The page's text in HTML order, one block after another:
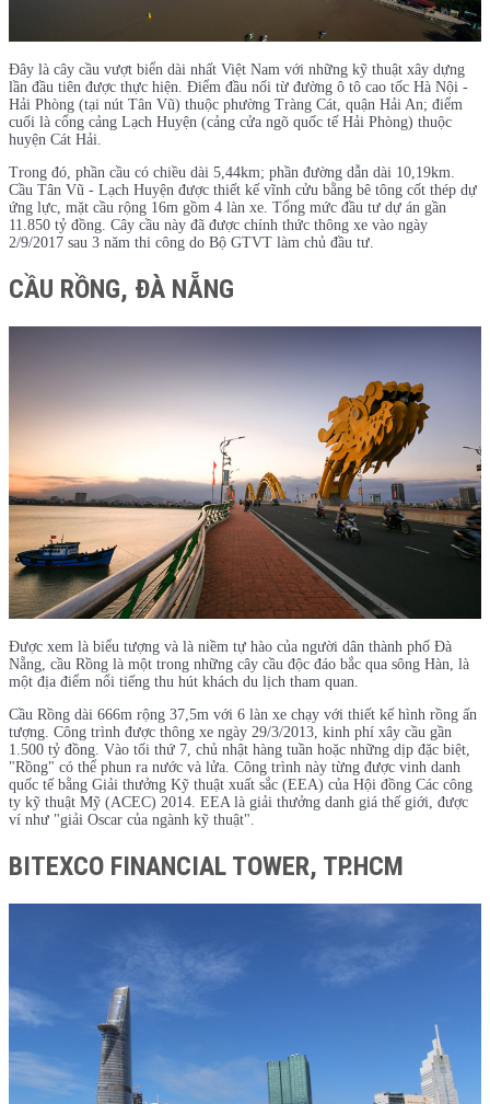
Đây là cây cầu vượt biển dài nhất Việt Nam với những kỹ thuật xây dựng
lần đầu tiên được thực hiện. Điểm đầu nối từ đường ô tô cao tốc Hà Nội -
Hải Phòng (tại nút Tân Vũ) thuộc phường Tràng Cát, quận Hải An; điểm
cuối là cổng cảng Lạch Huyện (cảng cửa ngõ quốc tế Hải Phòng) thuộc
huyện Cát Hải.
Trong đó, phần cầu có chiều dài 5,44km; phần đường dẫn dài 10,19km.
Cầu Tân Vũ - Lạch Huyện được thiết kế vĩnh cửu bằng bê tông cốt thép dự
ứng lực, mặt cầu rộng 16m gồm 4 làn xe. Tổng mức đầu tư dự án gần
11.850 tỷ đồng. Cây cầu này đã được chính thức thông xe vào ngày
2/9/2017 sau 3 năm thi công do Bộ GTVT làm chủ đầu tư.
CẦU RỒNG, ĐÀ NẴNG
Được xem là biểu tượng và là niềm tự hào của người dân thành phố Đà
Nẵng, cầu Rồng là một trong những cây cầu độc đáo bắc qua sông Hàn, là
một địa điểm nổi tiếng thu hút khách du lịch tham quan.
Cầu Rồng dài 666m rộng 37,5m với 6 làn xe chạy với thiết kế hình rồng ấn
tượng. Công trình được thông xe ngày 29/3/2013, kinh phí xây cầu gần
1.500 tỷ đồng. Vào tối thứ 7, chủ nhật hàng tuần hoặc những dịp đặc biệt,
"Rồng" có thể phun ra nước và lửa. Công trình này từng được vinh danh
quốc tế bằng Giải thưởng Kỹ thuật xuất sắc (EEA) của Hội đồng Các công
ty kỹ thuật Mỹ (ACEC) 2014. EEA là giải thưởng danh giá thế giới, được
ví như "giải Oscar của ngành kỹ thuật".
BITEXCO FINANCIAL TOWER, TP.HCM